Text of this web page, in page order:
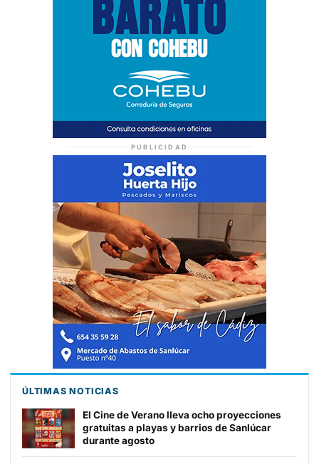
PUBLICIDAD
ÚLTIMAS NOTICIAS
El Cine de Verano lleva ocho proyecciones
gratuitas a playas y barrios de Sanlúcar
durante agosto